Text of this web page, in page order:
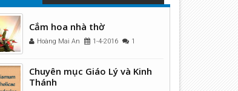
Cắm hoa nhà thờ
Hoàng Mai An 1-4-2016 1
Chuyên mục Giáo Lý và Kinh
Thánh